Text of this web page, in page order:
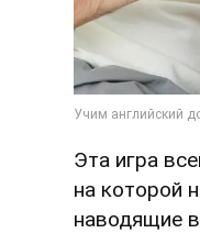
Эта игра
на которой
наводящие